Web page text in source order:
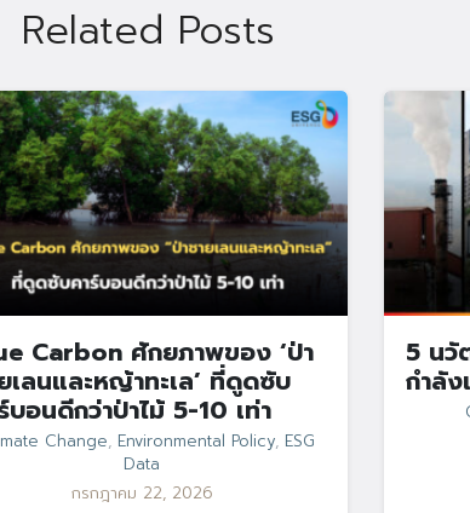
Search
for: Search
Related Posts
Carbon ศักยภาพของ ‘ป่า
เลนและหญ้าทะเล’ ที่ดูดซับ
บอนดีกว่าป่าไม้ 5-10 เท่า
Change, Environmental Policy, ESG
Data
กรกฎาคม 22, 2026
5 นวั
กำลัง